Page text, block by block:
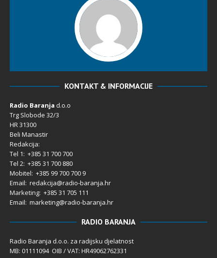
KONTAKT & INFORMACIJE
Radio Baranja d.o.o
Trg Slobode 32/3
HR 31300
Beli Manastir
Redakcija:
Tel 1: +385 31 700 700
Tel 2: +385 31 700 880
Mobitel: +385 99 700 700 9
Email: redakcija@radio-baranja.hr
Marketing: +385 31 705 111
Email: marketing@radio-baranja.hr
RADIO BARANJA
Radio Baranja d.o.o. za radijsku djelatnost
MB: 01111094 OIB / VAT: HR49062762331